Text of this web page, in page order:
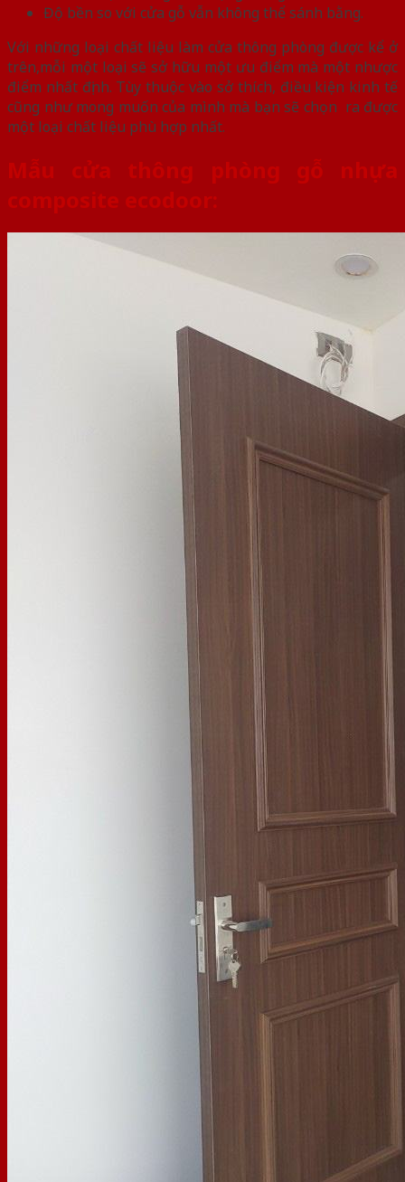
Độ bền so với cửa gỗ vẫn không thể sánh bằng.
Với những loại chất liệu làm cửa thông phòng được kể ở
trên,mỗi một loại sẽ sở hữu một ưu điểm mà một nhược
điểm nhất định. Tùy thuộc vào sở thích, điều kiện kinh tế
cũng như mong muốn của mình mà bạn sẽ chọn ra được
một loại chất liệu phù hợp nhất.
Mẫu cửa thông phòng gỗ nhựa
composite ecodoor: